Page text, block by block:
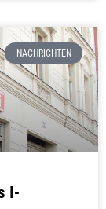
NACHRICHTEN
I-